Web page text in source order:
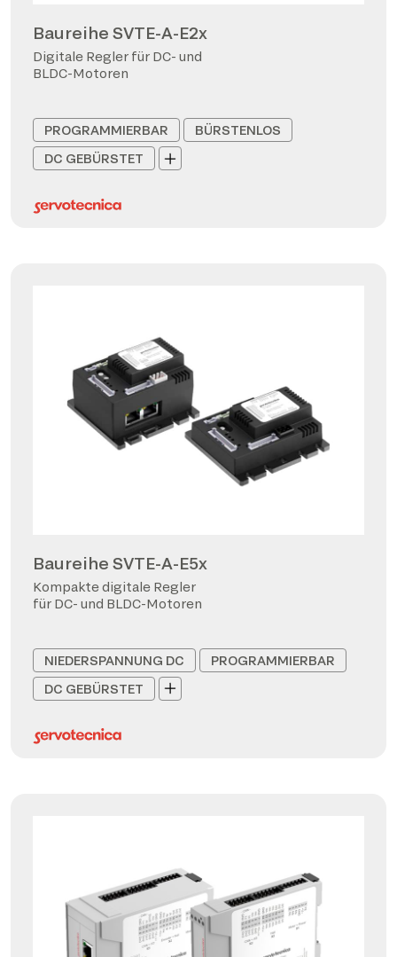
Baureihe SVTE-A-E2x
Digitale Regler für DC- und
BLDC-Motoren
PROGRAMMIERBAR
BÜRSTENLOS
DC GEBÜRSTET
Baureihe SVTE-A-E5x
Kompakte digitale Regler
für DC- und BLDC-Motoren
NIEDERSPANNUNG DC
PROGRAMMIERBAR
DC GEBÜRSTET